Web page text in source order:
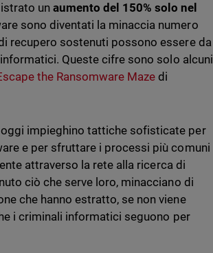
unaumento del 150% solo nel
sono diventati la minaccia numero
recupero sostenuti possono essere da
Queste cifre sono solo alcuni
the Ransomware Maze di
impieghino tattiche sofisticate per
e per sfruttare i processi più comuni
attraverso la rete alla ricerca di
ciò che serve loro, minacciano di
che hanno estratto, se non viene
i criminali informatici seguono per